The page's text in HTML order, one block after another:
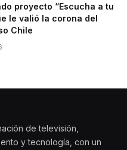
proyecto “Escucha a tu
le valió la corona del
Chile
de televisión,
y tecnología, con un